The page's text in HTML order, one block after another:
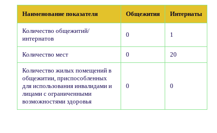
Наименование показателя Общежития Интернаты
Количество общежитий/
интернатов
0 1
Количество мест 0 20
Количество жилых помещений в
общежитии, приспособленных
для использования инвалидами и
лицами с ограниченными
возможностями здоровья
0 0